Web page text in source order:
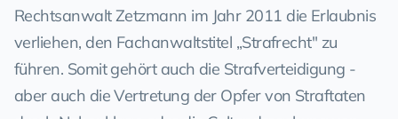
Rechtsanwalt Zetzmann im Jahr 2011 die Erlaubnis
verliehen, den Fachanwaltstitel „Strafrecht" zu
führen. Somit gehört auch die Strafverteidigung -
aber auch die Vertretung der Opfer von Straftaten